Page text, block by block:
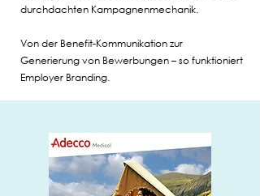
durchdachten Kampagnenmechanik.
Von der Benefit-Kommunikation zur
Generierung von Bewerbungen – so funktioniert
Employer Branding.